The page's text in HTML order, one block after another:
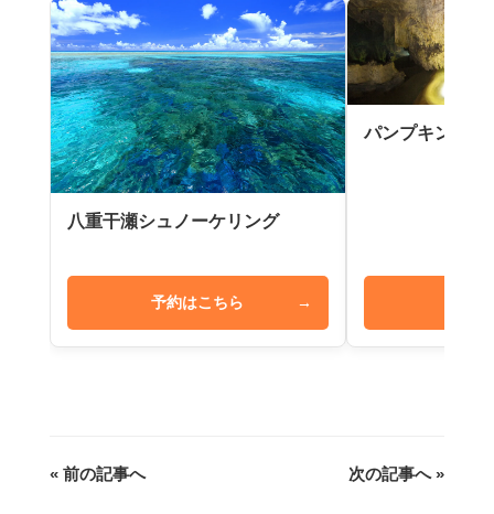
八重干瀬シュノーケリング
予約はこちら →
パンプキン鍾乳
« 前の記事へ 次の記事へ »